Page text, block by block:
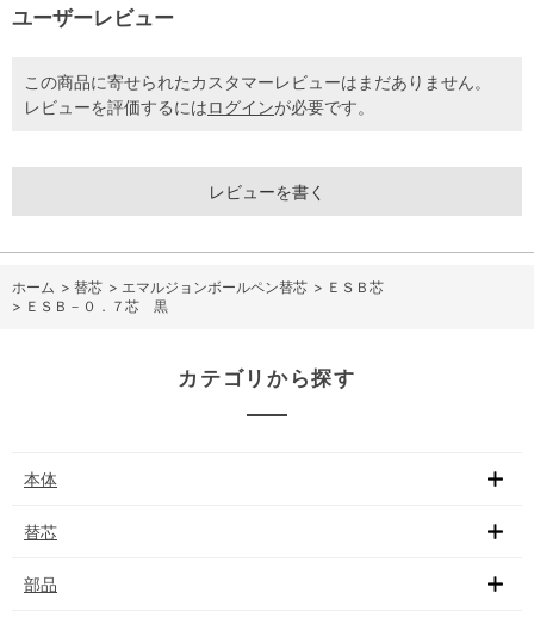
ユーザーレビュー
この商品に寄せられたカスタマーレビューはまだありません。
レビューを評価するにはログインが必要です。
レビューを書く
ホーム > 替芯 > エマルジョンボールペン替芯 > ＥＳＢ芯
> ＥＳＢ－０．７芯 黒
カテゴリから探す
本体
替芯
部品